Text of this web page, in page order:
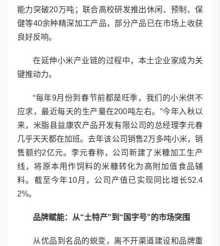
能力突破20万吨；联合高校研发推出休闲、预制、保
健等40余种精深加工产品，部分产品已在市场上收获
良好反响。
在延伸小米产业链的过程中，本土企业家成为关
键推动力。
“每年9月份到春节前都是旺季，我们的小米供不
应求，最近每天的生产量在200吨左右。”今年入秋以
来，米脂县益康农产品开发有限公司的总经理李元春
几乎天天都在加班。去年该公司销售2万多吨小米，销
售额约2亿元。李元春称，公司新建了米糠加工生产
线，将原本用作饲料的米糠转化为高附加值食品辅
料。截至今年10月，公司产值已实现同比增长52.4
2%。
品牌赋能：从“土特产”到“国字号”的市场突围
从优品到名品的蜕变，离不开渠道建设和品牌重